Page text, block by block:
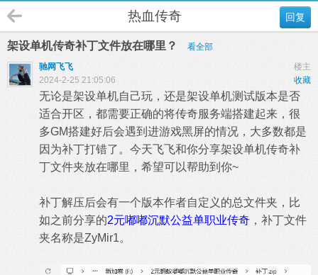
回复
热血传奇
架设单机传奇补丁文件放在哪里？
看全部
楼主
驰网飞飞
收藏
2024-2-25 21:05:06
无论是架设单机自己玩，还是架设单机测试版本是否
适合开区，都需要正确的将传奇服务端搭建起来，很
多GM搭建好后会遇到进游戏黑屏的情况，大多数都是
因为补丁打错了。今天飞飞和你分享架设单机传奇补
丁文件夹放在哪里，希望可以帮助到你~
补丁解压后会有一个版本作者自定义的总文件夹，比
如之前分享的2元嘟嘟沉默公益单职业传奇 ，补丁文件
夹名称是ZyMir1。